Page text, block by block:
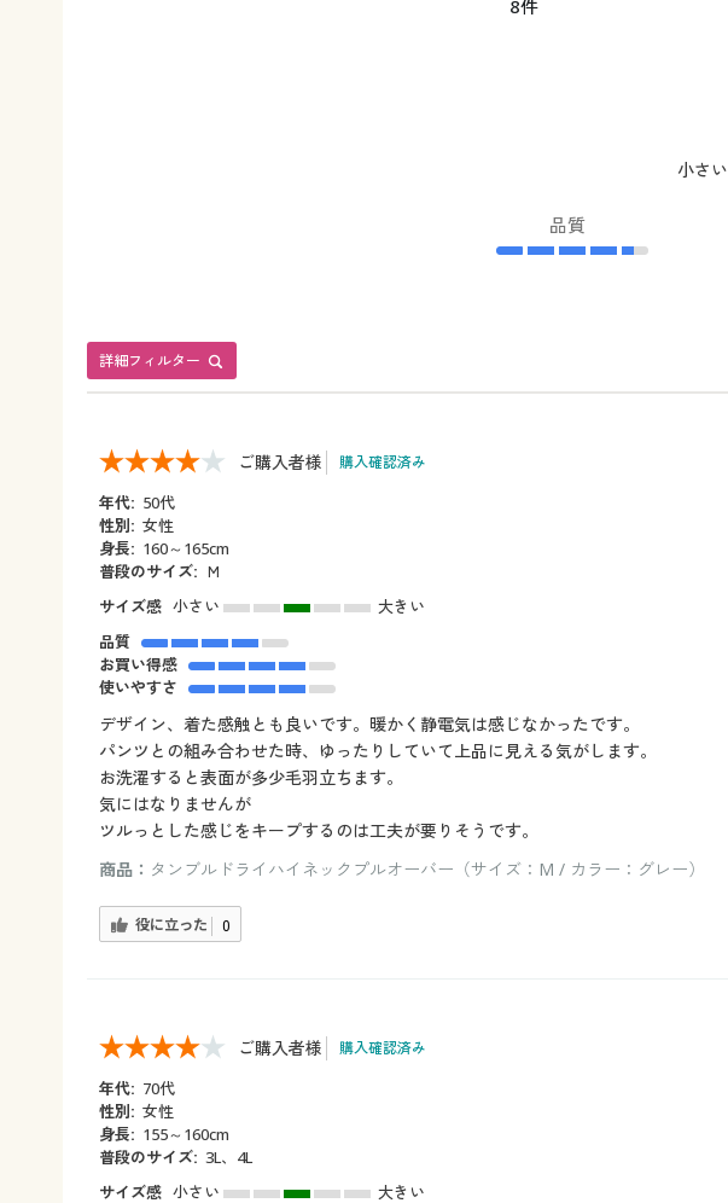
8件
小さい
品質
詳細フィルター
ご購入者様 購入確認済み
年代: 50代
性別: 女性
身長: 160～165cm
普段のサイズ: Ｍ
サイズ感 小さい
大きい
品質
お買い得感
使いやすさ
デザイン、着た感触とも良いです。暖かく静電気は感じなかったです。
パンツとの組み合わせた時、ゆったりしていて上品に見える気がします。
お洗濯すると表面が多少毛羽立ちます。
気にはなりませんが
ツルっとした感じをキープするのは工夫が要りそうです。
商品： タンブルドライハイネックプルオーバー（サイズ：M / カラー：グレー）
役に立った 0
ご購入者様 購入確認済み
年代: 70代
性別: 女性
身長: 155～160cm
普段のサイズ: 3L、4L
サイズ感 小さい 大きい